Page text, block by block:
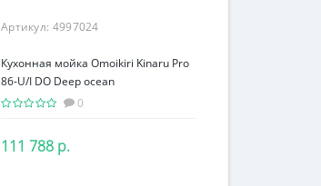
Артикул: 4997024
Кухонная мойка Omoikiri Kinaru Pro
86-U/I DO Deep ocean
0
111 788 р.